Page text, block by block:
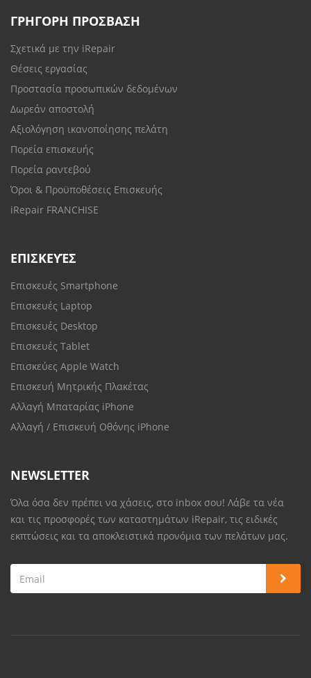
ΓΡΗΓΟΡΗ ΠΡΟΣΒΑΣΗ
Σχετικά με την iRepair
Θέσεις εργασίας
Προστασία προσωπικών δεδομένων
Δωρεάν αποστολή
Αξιολόγηση ικανοποίησης πελάτη
Πορεία επισκευής
Πορεία ραντεβού
Όροι & Προϋποθέσεις Επισκευής
iRepair FRANCHISE
ΕΠΙΣΚΕΥΈΣ
Επισκευές Smartphone
Επισκευές Laptop
Επισκευές Desktop
Επισκευές Tablet
Επισκεύες Apple Watch
Επισκευή Μητρικής Πλακέτας
Αλλαγή Μπαταρίας iPhone
Αλλαγή / Επισκευή Οθόνης iPhone
NEWSLETTER
Όλα όσα δεν πρέπει να χάσεις, στο inbox σου! Λάβε τα νέα
και τις προσφορές των καταστημάτων iRepair, τις ειδικές
εκπτώσεις και τα αποκλειστικά προνόμια των πελάτων μας.